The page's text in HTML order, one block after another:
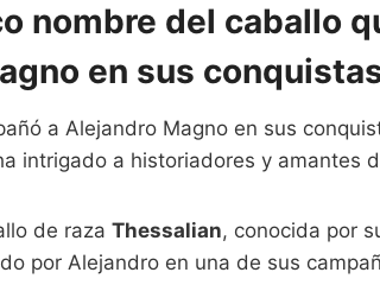
nombre del caballo
en sus
a Alejandro Magno en sus
intrigado a historiadores y amantes
de raza Thessalian, conocida por
por Alejandro en una de sus